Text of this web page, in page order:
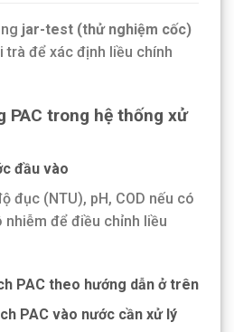
jar-test (thử nghiệm cốc)
trà để xác định liều chính
PAC trong hệ thống xử
đầu vào
đục (NTU), pH, COD nếu có
để điều chỉnh liều
PAC theo hướng dẫn ở trên
PAC vào nước cần xử lý